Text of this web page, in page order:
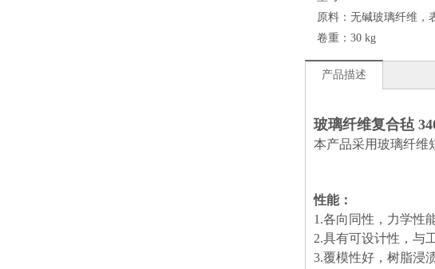
原料： 无碱玻璃纤维，
卷重： 30 kg
产品描述
玻璃纤维复合毡
本产品采用玻璃纤维
性能：
1.各向同性，力学性
2.具有可设计性，与
3.覆模性好，树脂浸